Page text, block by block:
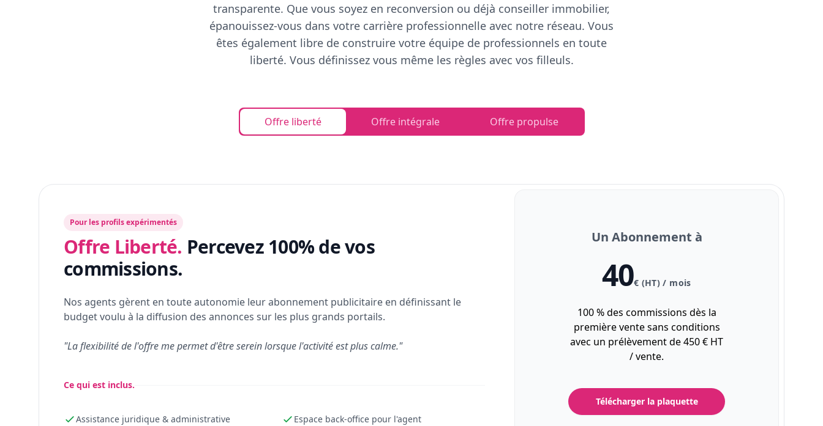
transparente. Que vous soyez en reconversion ou déjà conseiller immobilier,
épanouissez-vous dans votre carrière professionnelle avec notre réseau. Vous
êtes également libre de construire votre équipe de professionnels en toute
liberté. Vous définissez vous même les règles avec vos filleuls.
Offre liberté Offre intégrale Offre propulse
Pour les profils expérimentés
Offre Liberté. Percevez 100% de vos
commissions.
Nos agents gèrent en toute autonomie leur abonnement publicitaire en définissant le
budget voulu à la diffusion des annonces sur les plus grands portails.
"La flexibilité de l'offre me permet d'être serein lorsque l'activité est plus calme."
Ce qui est inclus.
Assistance juridique & administrative Espace back-office pour l'agent
Un Abonnement à
40€ (HT) / mois
100 % des commissions dès la
première vente sans conditions
avec un prélèvement de 450 € HT
/ vente.
Télécharger la plaquette